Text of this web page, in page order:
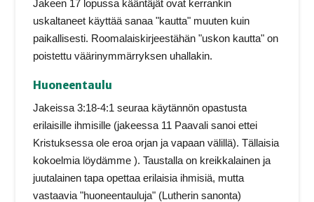
Jakeen 17 lopussa kääntäjät ovat kerrankin
uskaltaneet käyttää sanaa "kautta" muuten kuin
paikallisesti. Roomalaiskirjeestähän "uskon kautta" on
poistettu väärinymmärryksen uhallakin.
Huoneentaulu
Jakeissa 3:18-4:1 seuraa käytännön opastusta
erilaisille ihmisille (jakeessa 11 Paavali sanoi ettei
Kristuksessa ole eroa orjan ja vapaan välillä). Tällaisia
kokoelmia löydämme ). Taustalla on kreikkalainen ja
juutalainen tapa opettaa erilaisia ihmisiä, mutta
vastaavia "huoneentauluja" (Lutherin sanonta)